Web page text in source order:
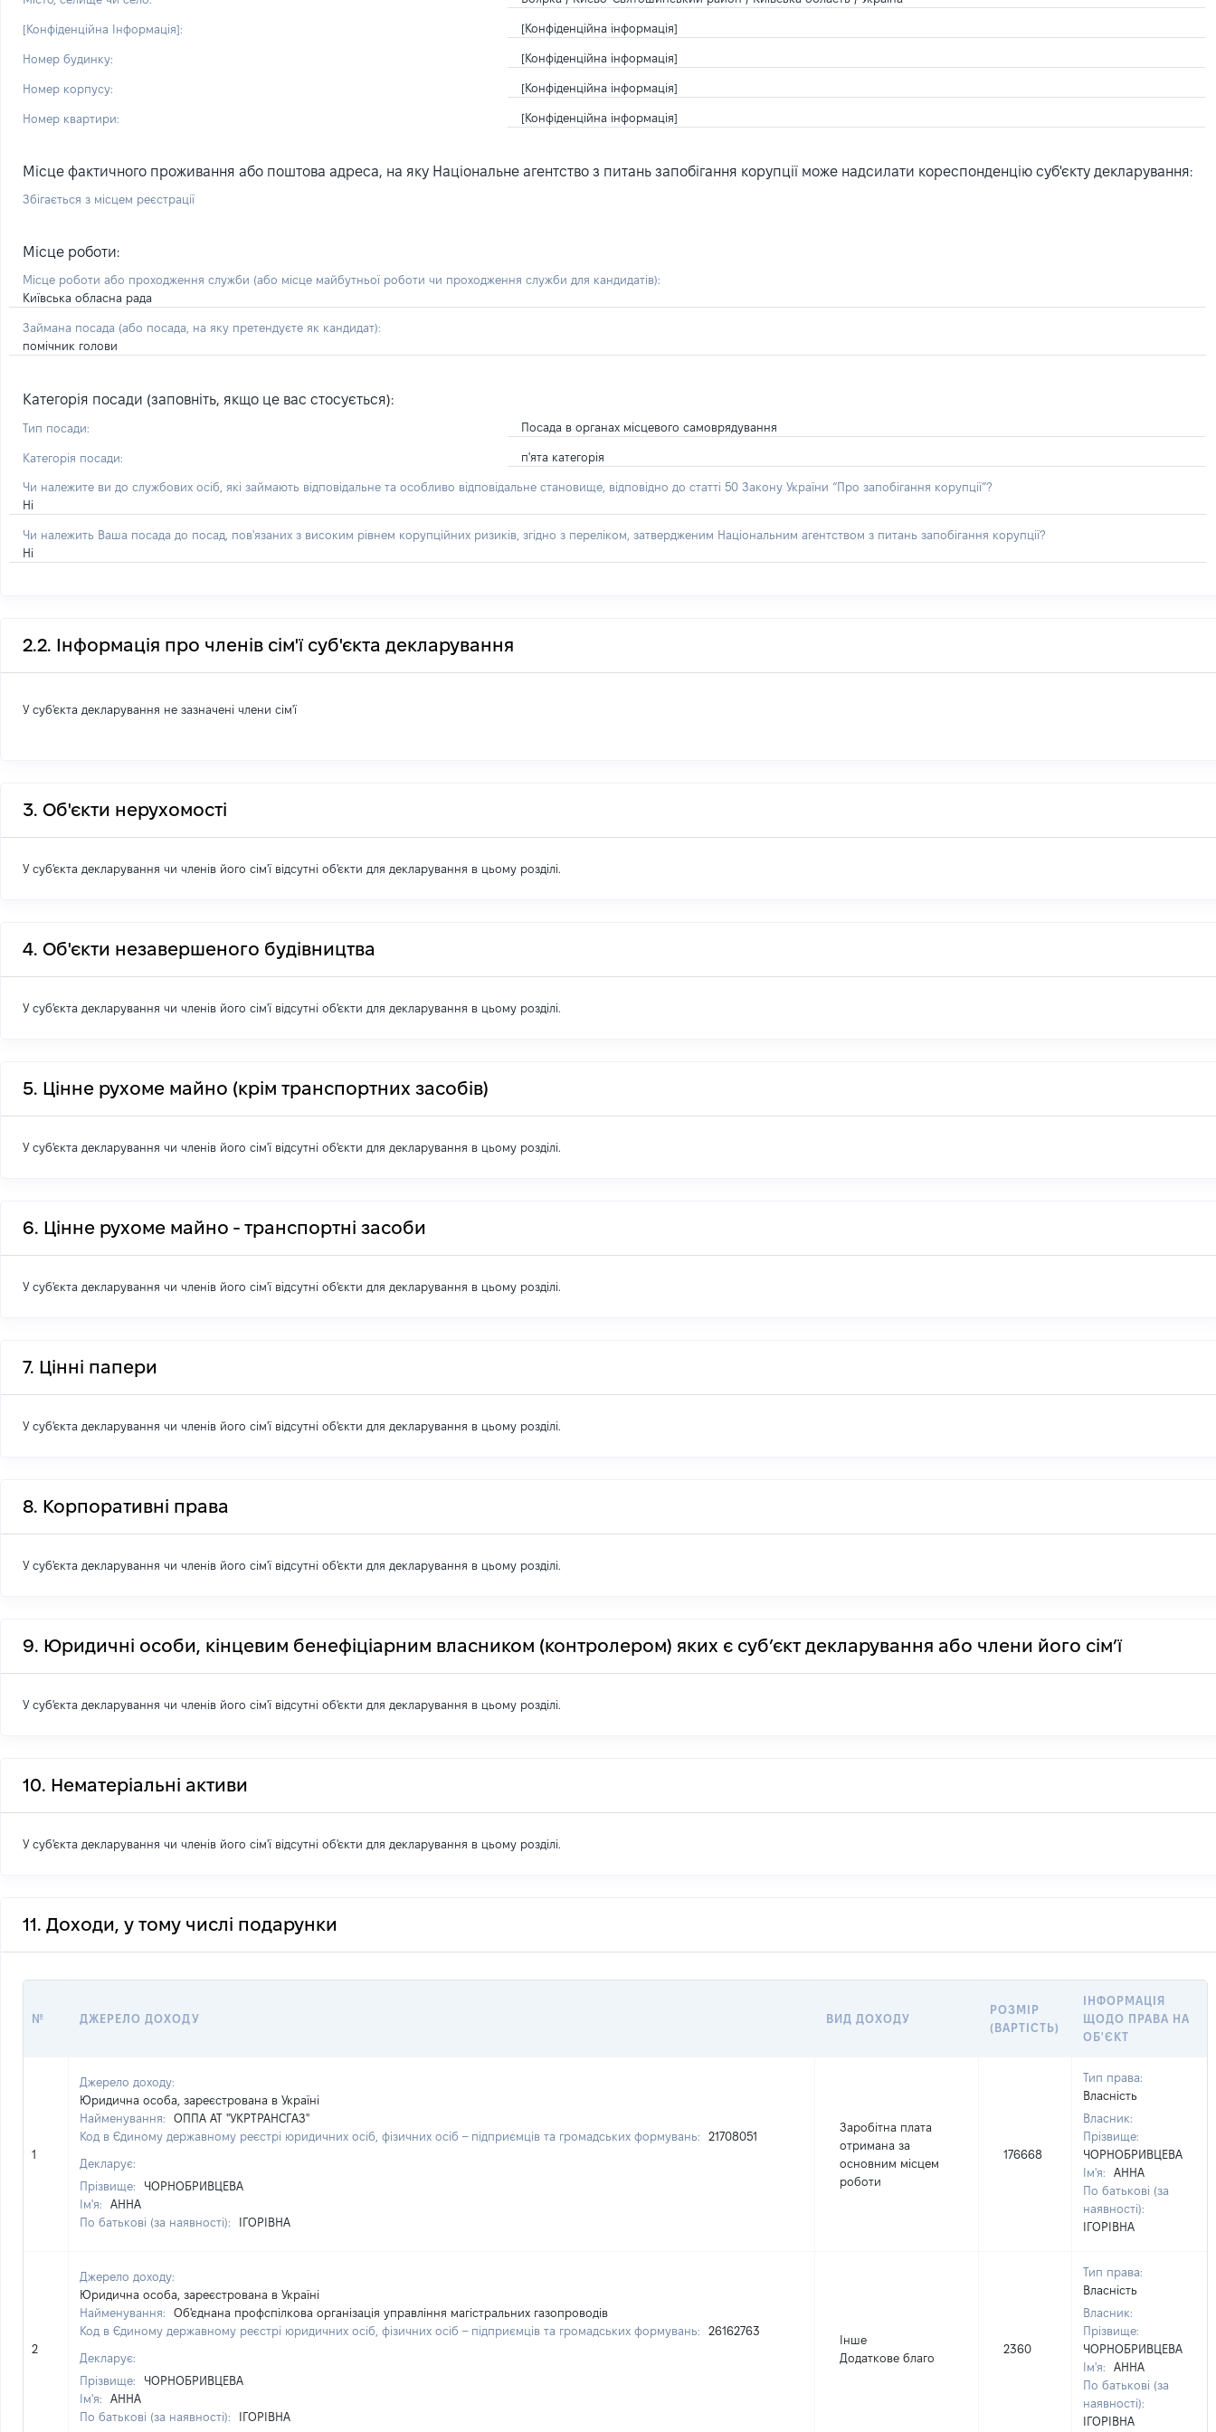
[Конфіденційна Інформація]: [Конфіденційна інформація]
Номер будинку: [Конфіденційна інформація]
Номер корпусу: [Конфіденційна інформація]
Номер квартири: [Конфіденційна інформація]
Місце фактичного проживання або поштова адреса, на яку Національне агентство з питань запобігання корупції може надсилати кореспонденцію суб'єкту декларування:
Збігається з місцем реєстрації
Місце роботи:
Місце роботи або проходження служби (або місце майбутньої роботи чи проходження служби для кандидатів):
Київська обласна рада
Займана посада (або посада, на яку претендуєте як кандидат):
помічник голови
Категорія посади (заповніть, якщо це вас стосується):
Тип посади: Посада в органах місцевого самоврядування
Категорія посади: п'ята категорія
Чи належите ви до службових осіб, які займають відповідальне та особливо відповідальне становище, відповідно до статті 50 Закону України “Про запобігання корупції”?
Ні
Чи належить Ваша посада до посад, пов'язаних з високим рівнем корупційних ризиків, згідно з переліком, затвердженим Національним агентством з питань запобігання корупції?
Ні
2.2. Інформація про членів сім'ї суб'єкта декларування
У суб'єкта декларування не зазначені члени сім'ї
3. Об'єкти нерухомості
У суб'єкта декларування чи членів його сім'ї відсутні об'єкти для декларування в цьому розділі.
4. Об'єкти незавершеного будівництва
У суб'єкта декларування чи членів його сім'ї відсутні об'єкти для декларування в цьому розділі.
5. Цінне рухоме майно (крім транспортних засобів)
У суб'єкта декларування чи членів його сім'ї відсутні об'єкти для декларування в цьому розділі.
6. Цінне рухоме майно - транспортні засоби
У суб'єкта декларування чи членів його сім'ї відсутні об'єкти для декларування в цьому розділі.
7. Цінні папери
У суб'єкта декларування чи членів його сім'ї відсутні об'єкти для декларування в цьому розділі.
8. Корпоративні права
У суб'єкта декларування чи членів його сім'ї відсутні об'єкти для декларування в цьому розділі.
9. Юридичні особи, кінцевим бенефіціарним власником (контролером) яких є суб’єкт декларування або члени його сім’ї
У суб'єкта декларування чи членів його сім'ї відсутні об'єкти для декларування в цьому розділі.
10. Нематеріальні активи
У суб'єкта декларування чи членів його сім'ї відсутні об'єкти для декларування в цьому розділі.
11. Доходи, у тому числі подарунки
№ ДЖЕРЕЛО ДОХОДУ ВИД ДОХОДУ
РОЗМІР
(ВАРТІСТЬ)
ІНФОРМАЦІЯ
ЩОДО ПРАВА НА
ОБ'ЄКТ
1
Джерело доходу:
Юридична особа, зареєстрована в Україні
Найменування:
ОППА АТ "УКРТРАНСГАЗ"
Код в Єдиному державному реєстрі юридичних осіб, фізичних осіб – підприємців та громадських формувань:
21708051
Декларує:
Прізвище:
ЧОРНОБРИВЦЕВА
Ім'я:
АННА
По батькові (за наявності):
ІГОРІВНА
Заробітна плата
отримана за
основним місцем
роботи
176668
Тип права:
Власність
Власник:
Прізвище:
ЧОРНОБРИВЦЕВА
Ім'я:
АННА
По батькові (за
наявності):
ІГОРІВНА
2
Джерело доходу:
Юридична особа, зареєстрована в Україні
Найменування:
Об'єднана профспілкова організація управління магістральних газопроводів
Код в Єдиному державному реєстрі юридичних осіб, фізичних осіб – підприємців та громадських формувань:
26162763
Декларує:
Прізвище:
ЧОРНОБРИВЦЕВА
Ім'я:
АННА
По батькові (за наявності):
ІГОРІВНА
Інше
Додаткове благо
2360
Тип права:
Власність
Власник:
Прізвище:
ЧОРНОБРИВЦЕВА
Ім'я:
АННА
По батькові (за
наявності):
ІГОРІВНА